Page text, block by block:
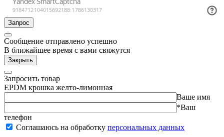
Запрос
Сообщение отправлено успешно
В ближайшее время с вами свяжутся
Закрыть
Запросить товар
EPDM крошка желто-лимонная
Ваше имя
*Ваш
телефон
Соглашаюсь на обработку персональных данных